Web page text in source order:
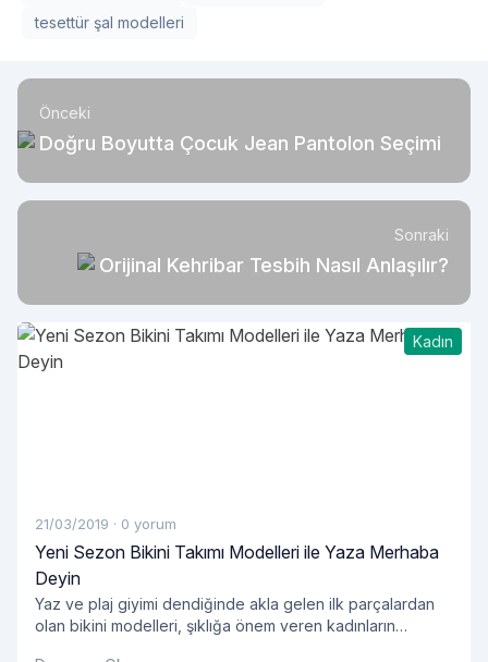
tesettür şal modelleri
Önceki
Doğru Boyutta Çocuk Jean Pantolon Seçimi
Sonraki
Orijinal Kehribar Tesbih Nasıl Anlaşılır?
Kadın
21/03/2019 · 0 yorum
Yeni Sezon Bikini Takımı Modelleri ile Yaza Merhaba
Deyin
Yaz ve plaj giyimi dendiğinde akla gelen ilk parçalardan
olan bikini modelleri, şıklığa önem veren kadınların